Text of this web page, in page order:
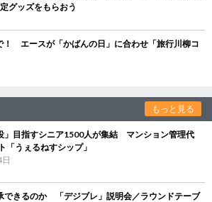
グッズをもらおう
！ エースが「かばんの日」に合わせ「旅行川柳コ
もっと見る
」目指すシニア1500人が集結 マンション管理代
「うぇるねすシップ」
できるのか 「デジブレ」説明会／ラウンドテーブ